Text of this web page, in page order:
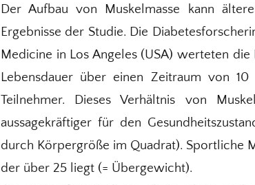
Der Aufbau von Muskelmasse kann
Ergebnisse der Studie. Die
Medicine in Los Angeles (USA) werteten die
Lebensdauer über einen Zeitraum von
Teilnehmer. Dieses Verhältnis von
aussagekräftiger für den
durch Körpergröße im Quadrat). Sportliche
der über 25 liegt (= Übergewicht).